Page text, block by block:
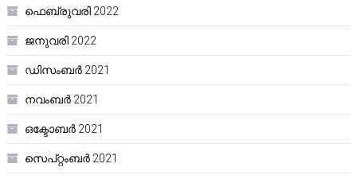
ഫെബ്രുവരി 2022
ജനുവരി 2022
ഡിസംബർ 2021
നവംബർ 2021
ഒക്ടോബർ 2021
സെപ്റ്റംബർ 2021